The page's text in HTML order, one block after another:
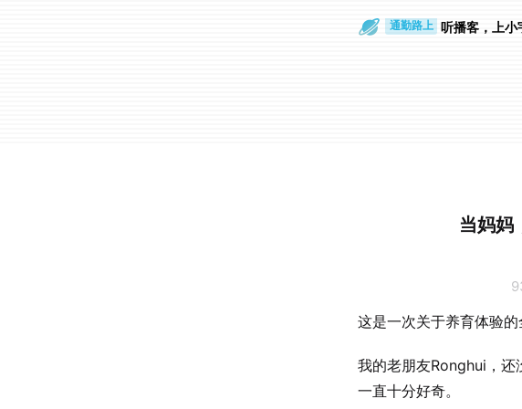
通勤路上 听播客，上小
当妈妈
这是一次关于养育体验的
我的老朋友Ronghui，还
一直十分好奇。